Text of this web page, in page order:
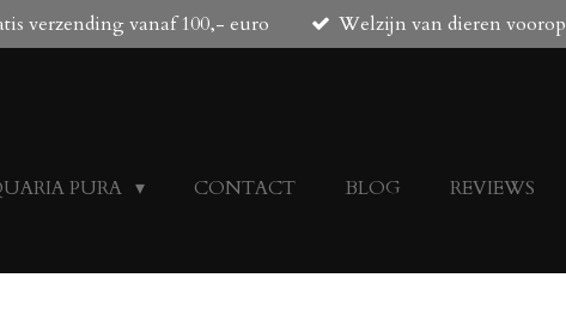
verzending vanaf 100,- euro Welzijn van dieren voorop
PURA CONTACT BLOG REVIEWS